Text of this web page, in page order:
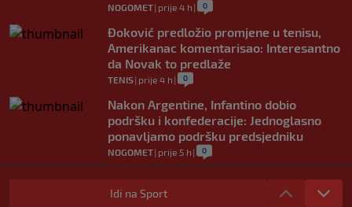
NOGOMET| prije 4 h | 0
Đoković predložio promjene u tenisu,
Amerikanac komentarisao: Interesantno
da Novak to predlaže
TENIS| prije 4 h | 0
Nakon Argentine, Infantino dobio
podršku i konfederacije: Jednoglasno
ponavljamo podršku predsjedniku
NOGOMET| prije 5 h | 0
Tužne vijesti: Preminuo nekadašnji
prvak Jugoslavije
Idi na Sport